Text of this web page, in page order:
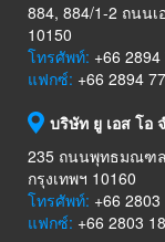
884, 884/1-2 ถนน
10150
โทรศัพท์: +66
แฟกซ์: +66 2894
บริษัท ยู เอส โอ
235 ถนนพุทธมณฑล
กรุงเทพฯ 10160
โทรศัพท์: +66 2803
แฟกซ์: +66 2803